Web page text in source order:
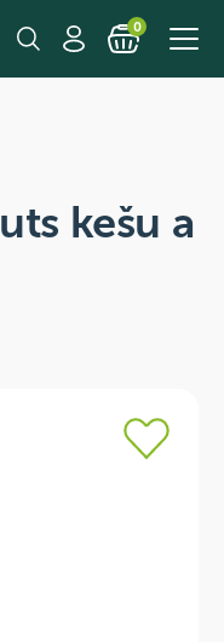
0
kešu a